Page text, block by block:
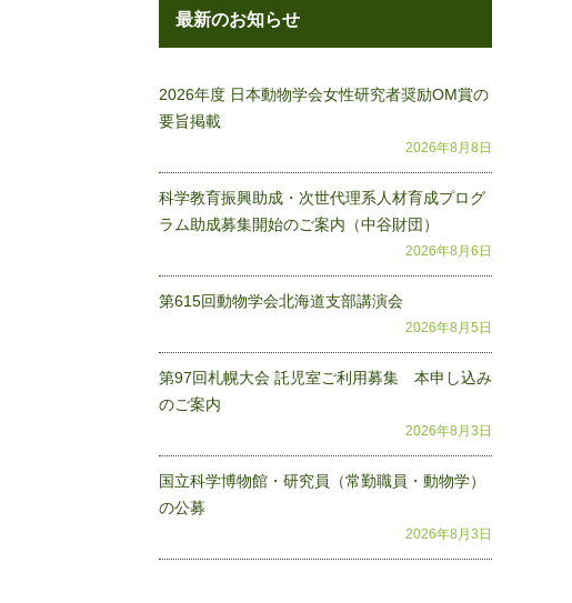
最新のお知らせ
2026年度 日本動物学会女性研究者奨励OM賞の
要旨掲載
2026年8月8日
科学教育振興助成・次世代理系人材育成プログ
ラム助成募集開始のご案内（中谷財団）
2026年8月6日
第615回動物学会北海道支部講演会
2026年8月5日
第97回札幌大会 託児室ご利用募集 本申し込み
のご案内
2026年8月3日
国立科学博物館・研究員（常勤職員・動物学）
の公募
2026年8月3日